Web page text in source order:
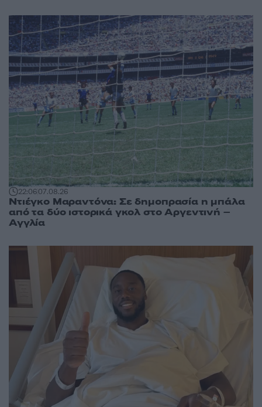
22:0607.08.26
Ντιέγκο Μαραντόνα: Σε δημοπρασία η μπάλα
από τα δύο ιστορικά γκολ στο Αργεντινή –
Αγγλία